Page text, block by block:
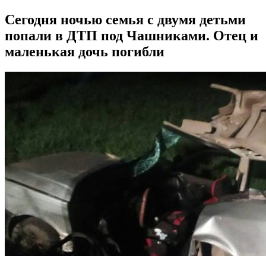
Сегодня ночью семья с двумя детьми
попали в ДТП под Чашниками. Отец и
маленькая дочь погибли